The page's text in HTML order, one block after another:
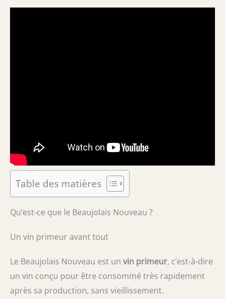
Table des matières
Qu’est-ce que le Beaujolais Nouveau ?
Un vin primeur avant tout
Le Beaujolais Nouveau est un vin primeur, c’est-à-dire
un vin conçu pour être consommé très rapidement
après sa production, sans vieillissement.